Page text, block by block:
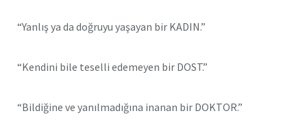
“Yanlış ya da doğruyu yaşayan bir KADIN.”
“Kendini bile teselli edemeyen bir DOST.”
“Bildiğine ve yanılmadığına inanan bir DOKTOR.”